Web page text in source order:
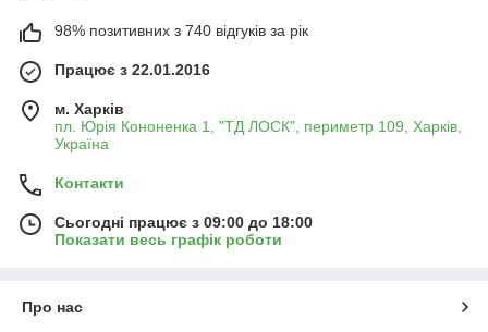
98% позитивних з 740 відгуків за рік
Працює з 22.01.2016
м. Харків
пл. Юрія Кононенка 1, "ТД ЛОСК", периметр 109, Харків,
Україна
Контакти
Сьогодні працює з 09:00 до 18:00
Показати весь графік роботи
Про нас